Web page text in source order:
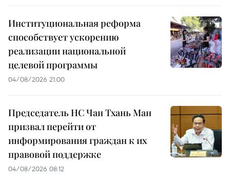
Институциональная реформа
способствует ускорению
реализации национальной
целевой программы
04/08/2026 21:00
Председатель НС Чан Тхань Ман
призвал перейти от
информирования граждан к их
правовой поддержке
04/08/2026 08:12